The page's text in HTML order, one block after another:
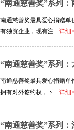
“南通慈善奖”系列
南通慈善奖最具爱心捐赠
有独资企业，现有注... 详细>
“南通慈善奖”系列
南通慈善奖最具爱心捐赠
拥有对外签约权，下... 详细>
“南通慈善奖”系列